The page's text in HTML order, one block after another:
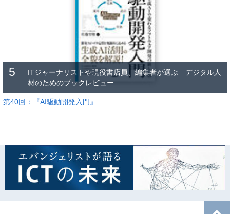
5
ITジャーナリストや現役書店員、編集者が選ぶ デジタル人
材のためのブックレビュー
第40回：『AI駆動開発入門』